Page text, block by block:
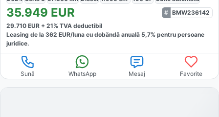
35.949 EUR
BMW236142
29.710 EUR + 21% TVA deductibil
Leasing de la 362 EUR/luna cu dobăndă anuală 5,7% pentru persoane
juridice.
Sună WhatsApp Mesaj Favorite